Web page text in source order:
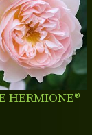
HERMIONE®